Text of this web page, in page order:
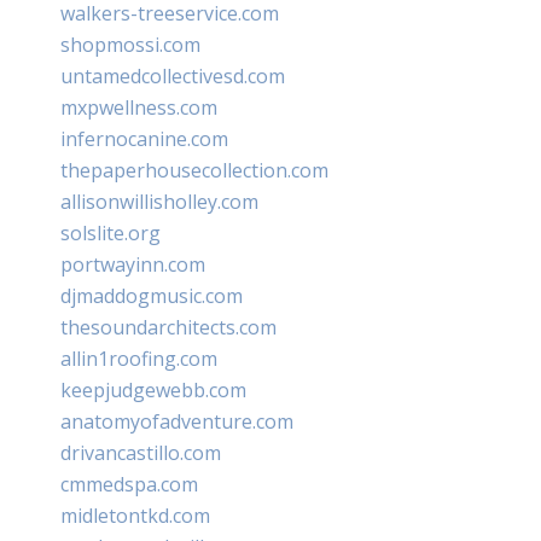
walkers-treeservice.com
shopmossi.com
untamedcollectivesd.com
mxpwellness.com
infernocanine.com
thepaperhousecollection.com
allisonwillisholley.com
solslite.org
portwayinn.com
djmaddogmusic.com
thesoundarchitects.com
allin1roofing.com
keepjudgewebb.com
anatomyofadventure.com
drivancastillo.com
cmmedspa.com
midletontkd.com